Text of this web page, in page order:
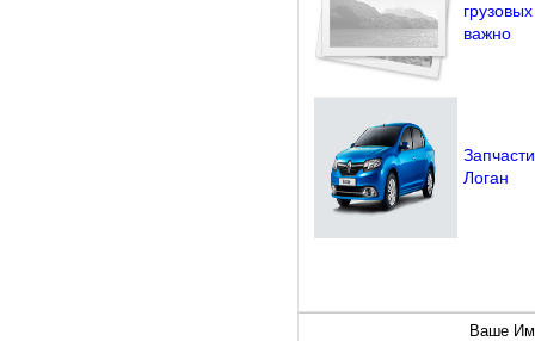
важно
Логан
Ваше